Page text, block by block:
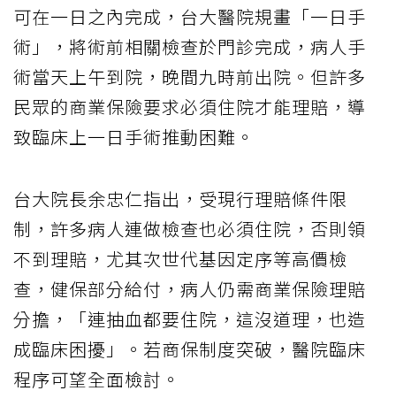
可在一日之內完成，台大醫院規畫「一日手
術」，將術前相關檢查於門診完成，病人手
術當天上午到院，晚間九時前出院。但許多
民眾的商業保險要求必須住院才能理賠，導
致臨床上一日手術推動困難。
台大院長余忠仁指出，受現行理賠條件限
制，許多病人連做檢查也必須住院，否則領
不到理賠，尤其次世代基因定序等高價檢
查，健保部分給付，病人仍需商業保險理賠
分擔，「連抽血都要住院，這沒道理，也造
成臨床困擾」。若商保制度突破，醫院臨床
程序可望全面檢討。